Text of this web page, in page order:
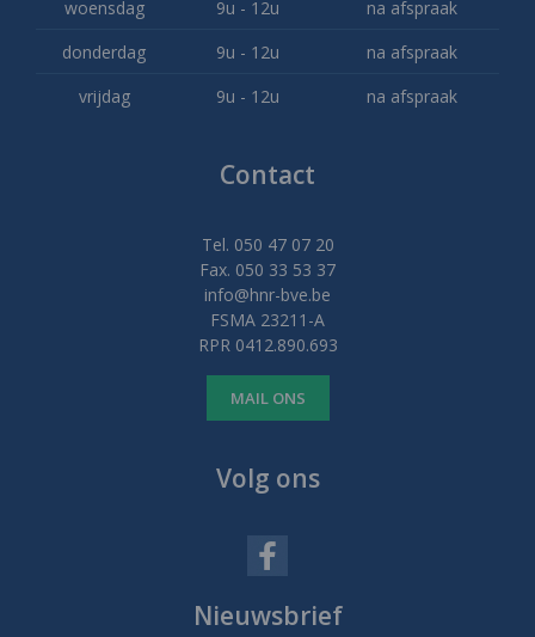
woensdag
9u - 12u
na afspraak
donderdag
9u - 12u
na afspraak
vrijdag
9u - 12u na afspraak
Contact
Tel. 050 47 07 20
Fax. 050 33 53 37
info@hnr-bve.be
FSMA 23211-A
RPR 0412.890.693
MAIL ONS
Volg ons
Nieuwsbrief